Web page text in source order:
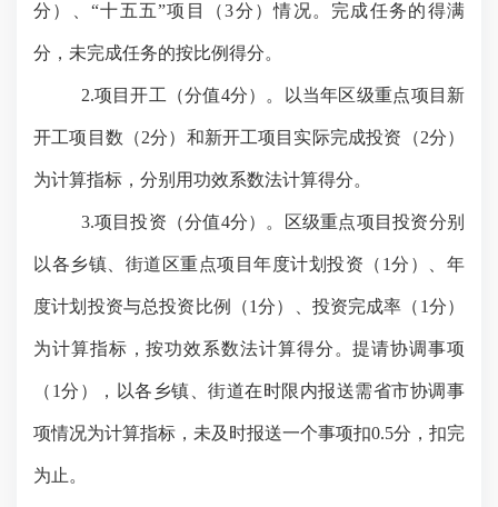
分）、“十五五”项目（3分）情况。完成任务的得满
分，未完成任务的按比例得分。
2.项目开工（分值4分）。以当年区级重点项目新
开工项目数（2分）和新开工项目实际完成投资（2分）
为计算指标，分别用功效系数法计算得分。
3.项目投资（分值4分）。区级重点项目投资分别
以各乡镇、街道区重点项目年度计划投资（1分）、年
度计划投资与总投资比例（1分）、投资完成率（ 1分）
为计算指标，按功效系数法计算得分。提请协调事项
（ 1分），以各乡镇、街道在时限内报送需省市协调事
项情况为计算指标，未及时报送一个事项扣0.5分，扣完
为止。